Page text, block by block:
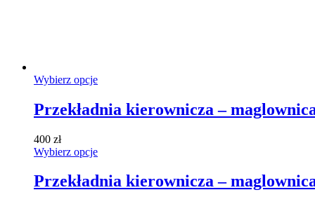
Wybierz opcjeTen
ma
wiele
można
na
stronie
Przekładnia kierownicza –
400 zł
Wybierz opcjeTen
ma
wiele
Przekładnia kierownicza –